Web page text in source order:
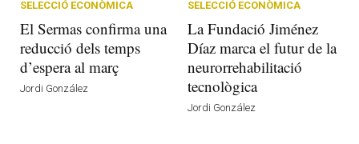
SELECCIÓ ECONÒMICA
El Sermas confirma una
reducció dels temps
d’espera al març
Jordi González
SELECCIÓ ECONÒMICA
La Fundació Jiménez
Díaz marca el futur de la
neurorrehabilitació
tecnològica
Jordi González